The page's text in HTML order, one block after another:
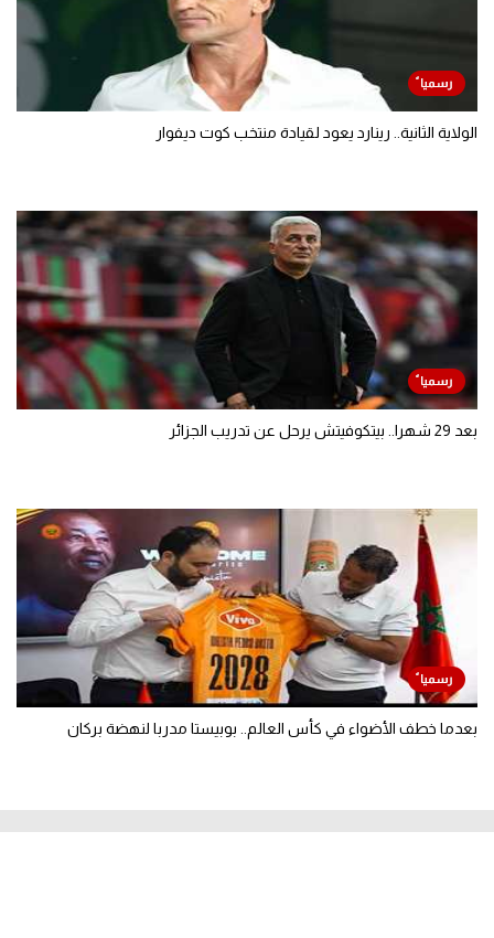
الولاية الثانية.. رينارد يعود لقيادة منتخب كوت ديفوار
بعد 29 شهرا.. بيتكوفيتش يرحل عن تدريب الجزائر
بعدما خطف الأضواء في كأس العالم.. بوبيستا مدربا لنهضة بركان